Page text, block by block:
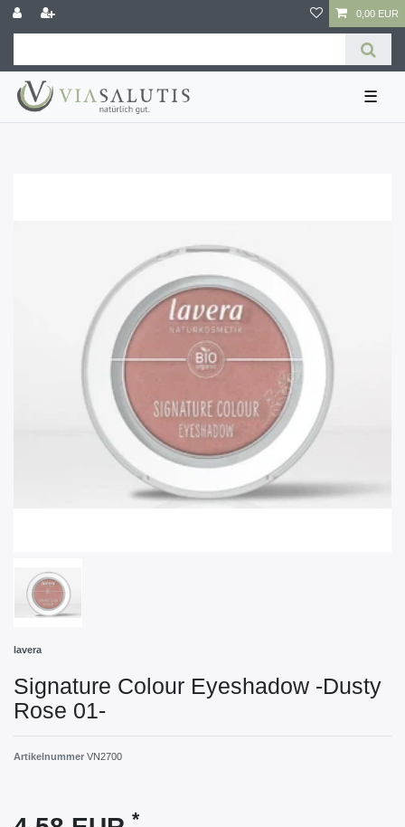
0,00 EUR
☰
lavera
Signature Colour Eyeshadow -Dusty
Rose 01-
Artikelnummer VN2700
*